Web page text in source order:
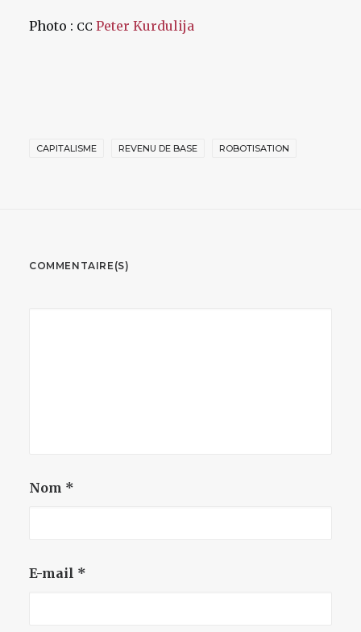
Photo : CC Peter Kurdulija
CAPITALISME REVENU DE BASE ROBOTISATION
COMMENTAIRE(S)
Nom *
E-mail *